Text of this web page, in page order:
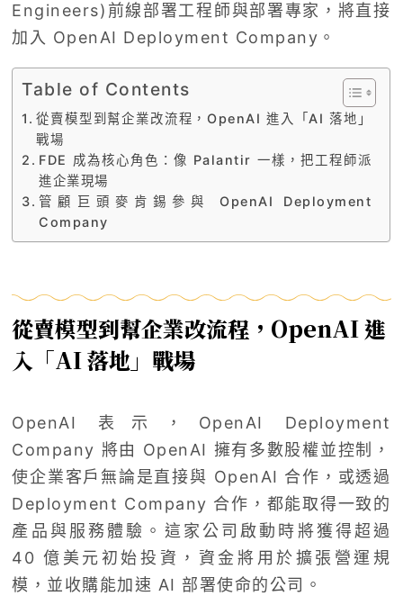
Engineers)前線部署工程師與部署專家，將直接
加入 OpenAI Deployment Company。
Table of Contents
從賣模型到幫企業改流程，OpenAI 進入「AI 落地」
戰場
FDE 成為核心角色：像 Palantir 一樣，把工程師派
進企業現場
管顧巨頭麥肯錫參與 OpenAI Deployment
Company
從賣模型到幫企業改流程，OpenAI 進
入「AI 落地」戰場
OpenAI 表示，OpenAI Deployment
Company 將由 OpenAI 擁有多數股權並控制，
使企業客戶無論是直接與 OpenAI 合作，或透過
Deployment Company 合作，都能取得一致的
產品與服務體驗。這家公司啟動時將獲得超過
40 億美元初始投資，資金將用於擴張營運規
模，並收購能加速 AI 部署使命的公司。